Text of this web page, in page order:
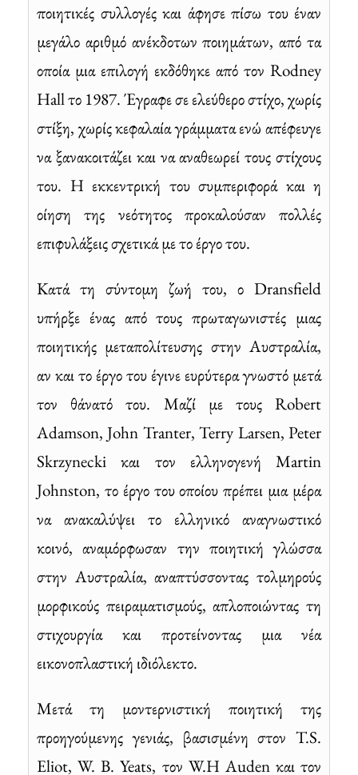
ποιητικές συλλογές και άφησε πίσω του έναν
μεγάλο αριθμό ανέκδοτων ποιημάτων, από τα
οποία μια επιλογή εκδόθηκε από τον Rodney
Hall το 1987. Έγραφε σε ελεύθερο στίχο, χωρίς
στίξη, χωρίς κεφαλαία γράμματα ενώ απέφευγε
να ξανακοιτάζει και να αναθεωρεί τους στίχους
του. Η εκκεντρική του συμπεριφορά και η
οίηση της νεότητος προκαλούσαν πολλές
επιφυλάξεις σχετικά με το έργο του.
Κατά τη σύντομη ζωή του, ο Dransfield
υπήρξε ένας από τους πρωταγωνιστές μιας
ποιητικής μεταπολίτευσης στην Αυστραλία,
αν και το έργο του έγινε ευρύτερα γνωστό μετά
τον θάνατό του. Μαζί με τους Robert
Adamson, John Tranter, Terry Larsen, Peter
Skrzynecki και τον ελληνογενή Martin
Johnston, το έργο του οποίου πρέπει μια μέρα
να ανακαλύψει το ελληνικό αναγνωστικό
κοινό, αναμόρφωσαν την ποιητική γλώσσα
στην Αυστραλία, αναπτύσσοντας τολμηρούς
μορφικούς πειραματισμούς, απλοποιώντας τη
στιχουργία και προτείνοντας μια νέα
εικονοπλαστική ιδιόλεκτο.
Μετά τη μοντερνιστική ποιητική της
προηγούμενης γενιάς, βασισμένη στον T.S.
Eliot, W. B. Yeats, τον W.H Auden και τον